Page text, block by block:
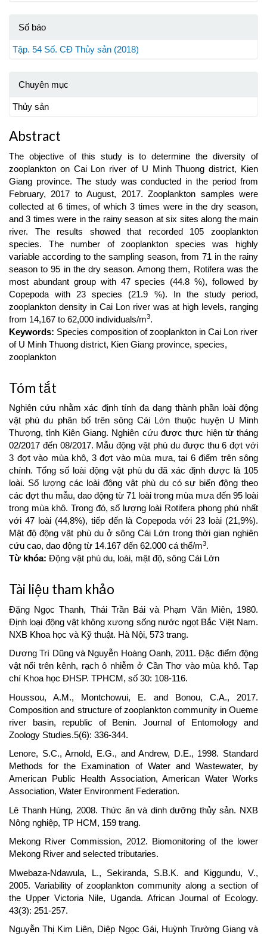
Số báo
Tập. 54 Số. CĐ Thủy sản (2018)
Chuyên mục
Thủy sản
Abstract
The objective of this study is to determine the diversity of
zooplankton on Cai Lon river of U Minh Thuong district, Kien
Giang province. The study was conducted in the period from
February, 2017 to August, 2017. Zooplankton samples were
collected at 6 times, of which 3 times were in the dry season,
and 3 times were in the rainy season at six sites along the main
river. The results showed that recorded 105 zooplankton
species. The number of zooplankton species was highly
variable according to the sampling season, from 71 in the rainy
season to 95 in the dry season. Among them, Rotifera was the
most abundant group with 47 species (44.8 %), followed by
Copepoda with 23 species (21.9 %). In the study period,
zooplankton density in Cai Lon river was at high levels, ranging
from 14,167 to 62,000 individuals/m3.
Keywords: Species composition of zooplankton in Cai Lon river
of U Minh Thuong district, Kien Giang province, species,
zooplankton
Tóm tắt
Nghiên cứu nhằm xác định tính đa dạng thành phần loài động
vật phù du phân bố trên sông Cái Lớn thuộc huyện U Minh
Thượng, tỉnh Kiên Giang. Nghiên cứu được thực hiện từ tháng
02/2017 đến 08/2017. Mẫu động vật phù du được thu 6 đợt với
3 đợt vào mùa khô, 3 đợt vào mùa mưa, tại 6 điểm trên sông
chính. Tổng số loài động vật phù du đã xác định được là 105
loài. Số lượng các loài động vật phù du có sự biến động theo
các đợt thu mẫu, dao động từ 71 loài trong mùa mưa đến 95 loài
trong mùa khô. Trong đó, số lượng loài Rotifera phong phú nhất
với 47 loài (44,8%), tiếp đến là Copepoda với 23 loài (21,9%).
Mật độ động vật phù du ở sông Cái Lớn trong thời gian nghiên
cứu cao, dao động từ 14.167 đến 62.000 cá thể/m3.
Từ khóa: Động vật phù du, loài, mật độ, sông Cái Lớn
Article
Details
Tài liệu tham khảo
Đặng Ngọc Thanh, Thái Trần Bái và Phạm Văn Miên, 1980.
Định loại động vật không xương sống nước ngọt Bắc Việt Nam.
NXB Khoa học và Kỹ thuật. Hà Nội, 573 trang.
Dương Trí Dũng và Nguyễn Hoàng Oanh, 2011. Đặc điểm động
vật nổi trên kênh, rạch ô nhiễm ở Cần Thơ vào mùa khô. Tạp
chí Khoa học ĐHSP. TPHCM, số 30: 108-116.
Houssou, A.M., Montchowui, E. and Bonou, C.A., 2017.
Composition and structure of zooplankton community in Oueme
river basin, republic of Benin. Journal of Entomology and
Zoology Studies.5(6): 336-344.
Lenore, S.C., Arnold, E.G., and Andrew, D.E., 1998. Standard
Methods for the Examination of Water and Wastewater, by
American Public Health Association, American Water Works
Association, Water Environment Federation.
Lê Thanh Hùng, 2008. Thức ăn và dinh dưỡng thủy sản. NXB
Nông nghiệp, TP HCM, 159 trang.
Mekong River Commission, 2012. Biomonitoring of the lower
Mekong River and selected tributaries.
Mwebaza-Ndawula, L., Sekiranda, S.B.K. and Kiggundu, V.,
2005. Variability of zooplankton community along a section of
the Upper Victoria Nile, Uganda. African Journal of Ecology.
43(3): 251-257.
Nguyễn Thị Kim Liên, Diệp Ngọc Gái, Huỳnh Trường Giang và